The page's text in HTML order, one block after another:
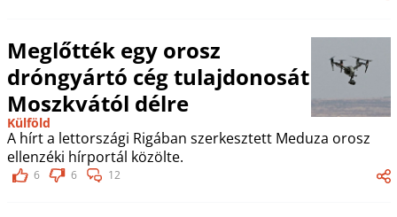
Meglőtték egy orosz
dróngyártó cég tulajdonosát
Moszkvától délre
Külföld
A hírt a lettországi Rigában szerkesztett Meduza orosz
ellenzéki hírportál közölte.
6 6 12